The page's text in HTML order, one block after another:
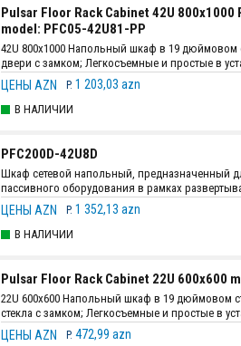
Pulsar Floor Rack Cabinet 42U
model: PFC05-42U81-PP
42U 800x1000 Напольный шкаф в 19 дюймовом
двери с замком; Легкосъемные и простые в
с защелкой; Толщина стали: монтажный
; В комплекте: 4 вентилятора + 3 полка + 4
сборка.
ЦЕНЫ AZN P. 1 203,03 azn
В НАЛИЧИИ
PFC200D-42U8D
Шкаф сетевой напольный, предназначенный
пассивного оборудования в рамках
офисных зданиях и нежилых помещениях;
Размеры:600 мм x 800 мм x 2055 мм; Вес:89 кг.;
ЦЕНЫ AZN P. 1 352,13 azn
В НАЛИЧИИ
Pulsar Floor Rack Cabinet 22U 600x600
22U 600x600 Напольный шкаф в 19 дюймовом
стекла с замком; Легкосъемные и простые в
с защелкой; Толщина стали: монтажный
; В комплекте: 2 вентилятора + 1 полка + 4
ЦЕНЫ AZN P. 472,99 azn